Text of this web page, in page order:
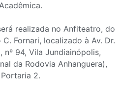
realizada no Anfiteatro, do
Fornari, localizado à Av. Dr.
nº 94, Vila Jundiainópolis,
da Rodovia Anhanguera),
Portaria 2.